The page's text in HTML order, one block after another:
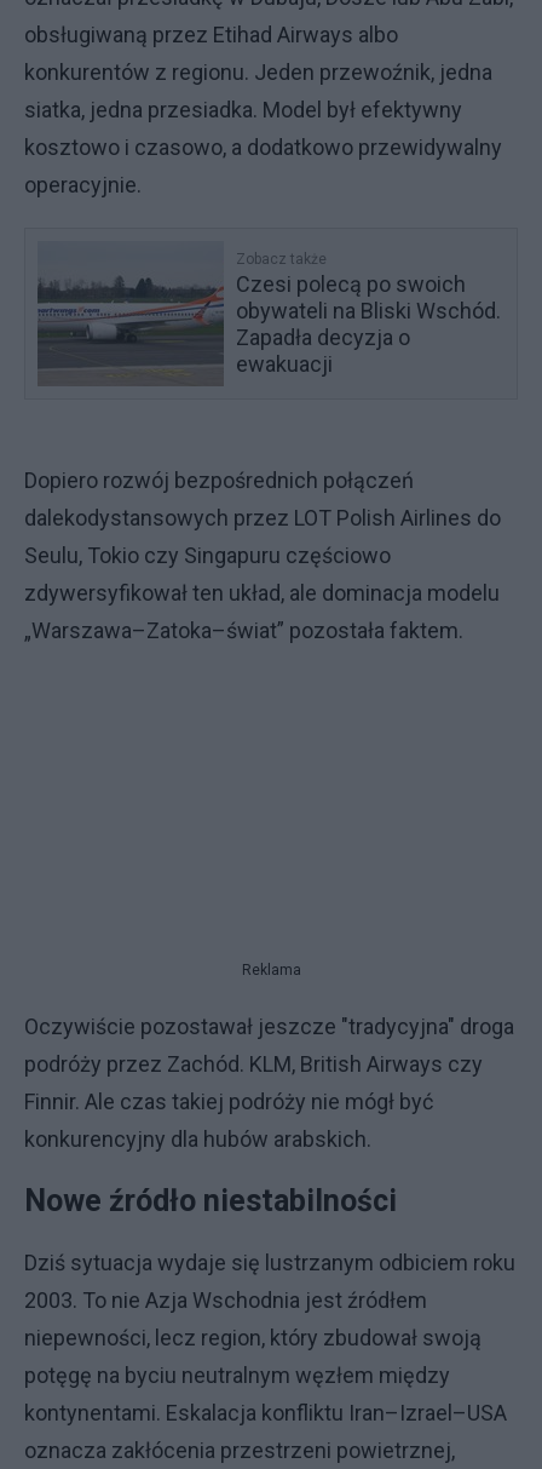
obsługiwaną przez Etihad Airways albo
konkurentów z regionu. Jeden przewoźnik, jedna
siatka, jedna przesiadka. Model był efektywny
kosztowo i czasowo, a dodatkowo przewidywalny
operacyjnie.
Zobacz także
Czesi polecą po swoich
obywateli na Bliski Wschód.
Zapadła decyzja o
ewakuacji
Dopiero rozwój bezpośrednich połączeń
dalekodystansowych przez LOT Polish Airlines do
Seulu, Tokio czy Singapuru częściowo
zdywersyfikował ten układ, ale dominacja modelu
„Warszawa–Zatoka–świat” pozostała faktem.
Reklama
Oczywiście pozostawał jeszcze "tradycyjna" droga
podróży przez Zachód. KLM, British Airways czy
Finnir. Ale czas takiej podróży nie mógł być
konkurencyjny dla hubów arabskich.
Nowe źródło niestabilności
Dziś sytuacja wydaje się lustrzanym odbiciem roku
2003. To nie Azja Wschodnia jest źródłem
niepewności, lecz region, który zbudował swoją
potęgę na byciu neutralnym węzłem między
kontynentami. Eskalacja konfliktu Iran–Izrael–USA
oznacza zakłócenia przestrzeni powietrznej,